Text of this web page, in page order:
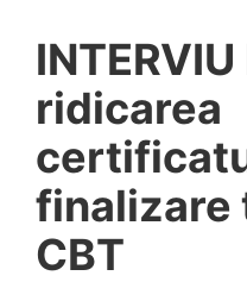
INTERVIU
ridicarea
finalizare
CBT